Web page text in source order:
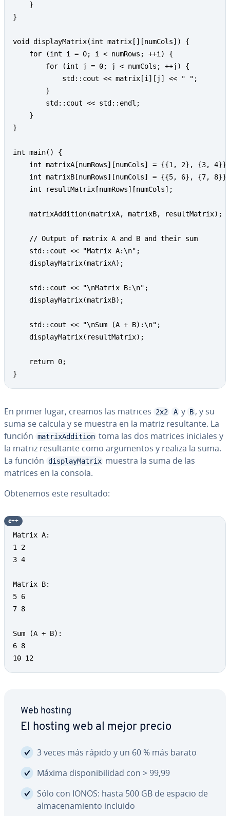
    }
}
void displayMatrix(int matrix[][numCols]) {
    for (int i = 0; i < numRows; ++i) {
        for (int j = 0; j < numCols; ++j) {
            std::cout << matrix[i][j] << " ";
        }
        std::cout << std::endl;
    }
}
int main() {
int matrixA[numRows][numCols] = {{1, 2}, {3,
int matrixB[numRows][numCols] = {{5, 6}, {7,
    int resultMatrix[numRows][numCols];
    matrixAddition(matrixA, matrixB, resultMatrix);
    // Output of matrix A and B and their sum
    std::cout << "Matrix A:\n";
    displayMatrix(matrixA);
    std::cout << "\nMatrix B:\n";
    displayMatrix(matrixB);
    std::cout << "\nSum (A + B):\n";
    displayMatrix(resultMatrix);
    return 0;
}
En primer lugar, creamos las matrices 2x2 A y B , y su
suma se calcula y se muestra en la matriz re­su­l­ta­n­te. La
función matrixAddition toma las dos matrices iniciales y
la matriz re­su­l­ta­n­te como ar­gu­me­n­tos y realiza la suma.
La función displayMatrix muestra la suma de las
matrices en la consola.
Obtenemos este resultado:
Matrix A:
1 2
3 4
Matrix B:
5 6
7 8
Sum (A + B):
6 8
10 12
c++
Web hosting
El hosting web al mejor precio
3 veces más rápido y un 60 % más barato
Máxima di­s­po­ni­bi­li­dad con > 99,99
Sólo con IONOS: hasta 500 GB de espacio de
al­ma­ce­na­mie­n­to incluido